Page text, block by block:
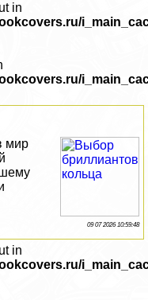
in
мир
09 07 2026 10:59:48
in